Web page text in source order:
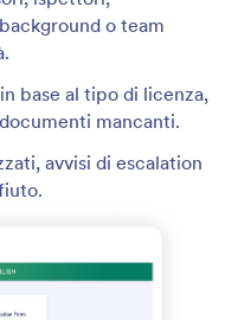
o team
base al tipo di licenza,
mancanti.
avvisi di escalation